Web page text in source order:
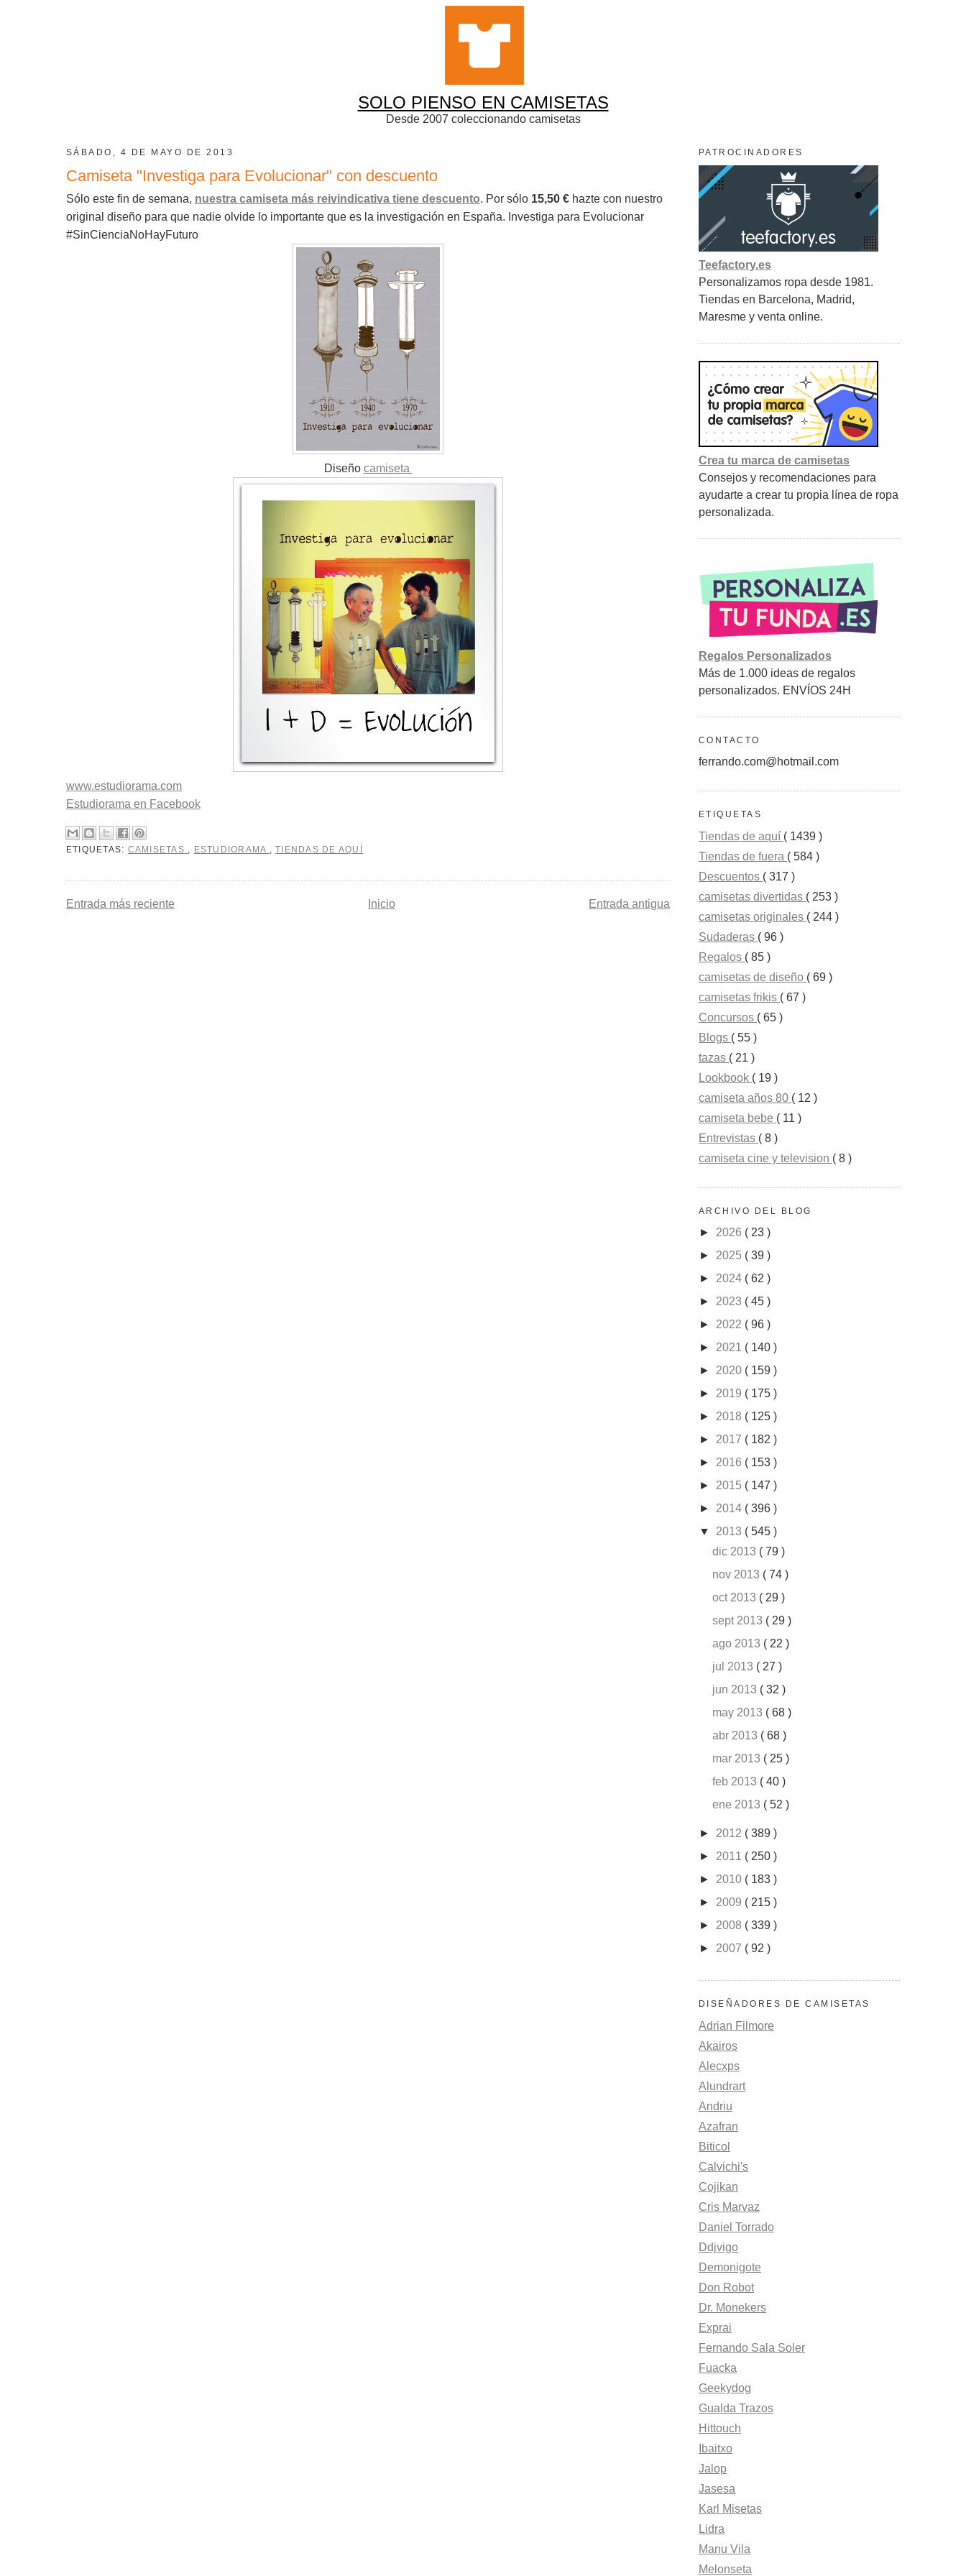
SOLO PIENSO EN CAMISETAS
Desde 2007 coleccionando camisetas
SÁBADO, 4 DE MAYO DE 2013
Camiseta "Investiga para Evolucionar" con descuento
Sólo este fin de semana, nuestra camiseta más reivindicativa tiene descuento. Por sólo 15,50 € hazte con nuestro
original diseño para que nadie olvide lo importante que es la investigación en España. Investiga para Evolucionar
#SinCienciaNoHayFuturo
Diseño camiseta
www.estudiorama.com
Estudiorama en Facebook
ETIQUETAS: CAMISETAS , ESTUDIORAMA ,TIENDAS DE AQUÍ
Entrada más reciente Entrada antigua
Inicio
PATROCINADORES
Teefactory.es
Personalizamos ropa desde 1981.
Tiendas en Barcelona, Madrid,
Maresme y venta online.
Crea tu marca de camisetas
Consejos y recomendaciones para
ayudarte a crear tu propia línea de ropa
personalizada.
Regalos Personalizados
Más de 1.000 ideas de regalos
personalizados. ENVÍOS 24H
CONTACTO
ferrando.com@hotmail.com
ETIQUETAS
Tiendas de aquí ( 1439 )
Tiendas de fuera ( 584 )
Descuentos ( 317 )
camisetas divertidas ( 253 )
camisetas originales ( 244 )
Sudaderas ( 96 )
Regalos ( 85 )
camisetas de diseño ( 69 )
camisetas frikis ( 67 )
Concursos ( 65 )
Blogs ( 55 )
tazas ( 21 )
Lookbook ( 19 )
camiseta años 80 ( 12 )
camiseta bebe ( 11 )
Entrevistas ( 8 )
camiseta cine y television ( 8 )
ARCHIVO DEL BLOG
► 2026 ( 23 )
► 2025 ( 39 )
► 2024 ( 62 )
► 2023 ( 45 )
► 2022 ( 96 )
► 2021 ( 140 )
► 2020 ( 159 )
► 2019 ( 175 )
► 2018 ( 125 )
► 2017 ( 182 )
► 2016 ( 153 )
► 2015 ( 147 )
► 2014 ( 396 )
▼ 2013 ( 545 )
dic 2013 ( 79 )
nov 2013 ( 74 )
oct 2013 ( 29 )
sept 2013 ( 29 )
ago 2013 ( 22 )
jul 2013 ( 27 )
jun 2013 ( 32 )
may 2013 ( 68 )
abr 2013 ( 68 )
mar 2013 ( 25 )
feb 2013 ( 40 )
ene 2013 ( 52 )
► 2012 ( 389 )
► 2011 ( 250 )
► 2010 ( 183 )
► 2009 ( 215 )
► 2008 ( 339 )
► 2007 ( 92 )
DISEÑADORES DE CAMISETAS
Adrian Filmore
Akairos
Alecxps
Alundrart
Andriu
Azafran
Biticol
Calvichi's
Cojikan
Cris Marvaz
Daniel Torrado
Ddjvigo
Demonigote
Don Robot
Dr. Monekers
Exprai
Fernando Sala Soler
Fuacka
Geekydog
Gualda Trazos
Hittouch
Ibaitxo
Jalop
Jasesa
Karl Misetas
Lidra
Manu Vila
Melonseta